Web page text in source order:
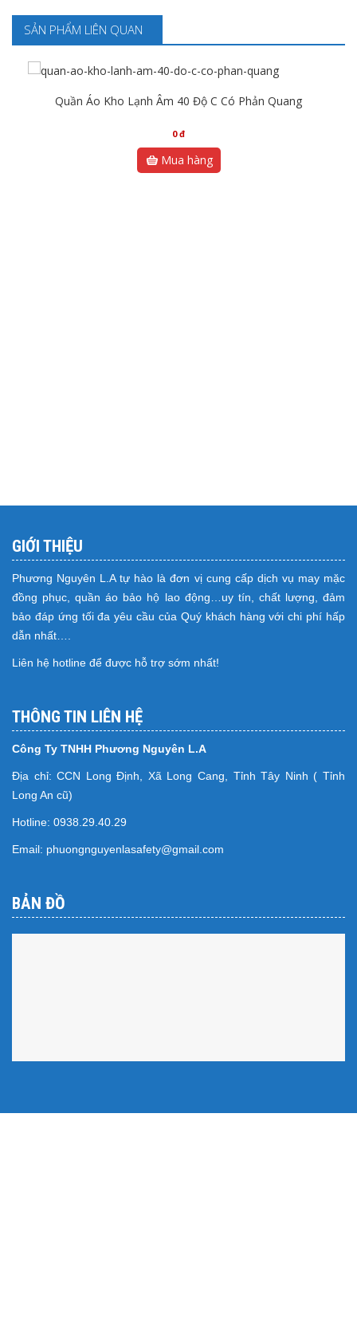
SẢN PHẨM LIÊN QUAN
Quần Áo Kho Lạnh Âm 40 Độ C Có Phản Quang
0đ
Mua hàng
GIỚI THIỆU
Phương Nguyên L.A tự hào là đơn vị cung cấp dịch vụ may mặc
đồng phục, quần áo bảo hộ lao động…uy tín, chất lượng, đảm
bảo đáp ứng tối đa yêu cầu của Quý khách hàng với chi phí hấp
dẫn nhất….
Liên hệ hotline để được hỗ trợ sớm nhất!
THÔNG TIN LIÊN HỆ
Công Ty TNHH Phương Nguyên L.A
Địa chỉ: CCN Long Định, Xã Long Cang, Tỉnh Tây Ninh ( Tỉnh
Long An cũ)
Hotline: 0938.29.40.29
Email: phuongnguyenlasafety@gmail.com
BẢN ĐỒ